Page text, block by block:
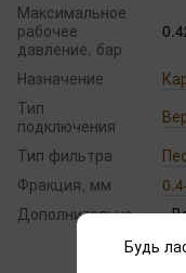
Максимальное
рабочее
давление, бар
Назначение
Тип
подключения
Тип фильтра
Фракция, мм
Дополнительно
-
-
Будь